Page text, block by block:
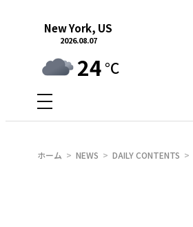
New York, US
2026.08.07
24°C
ホーム NEWS DAILY CONTENTS